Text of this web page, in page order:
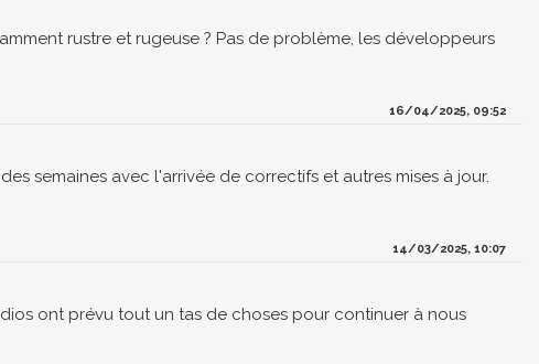
rustre et rugeuse ? Pas de problème, les développeurs
16/04/2025, 09:52
semaines avec l'arrivée de correctifs et autres mises à jour.
14/03/2025, 10:07
ont prévu tout un tas de choses pour continuer à nous